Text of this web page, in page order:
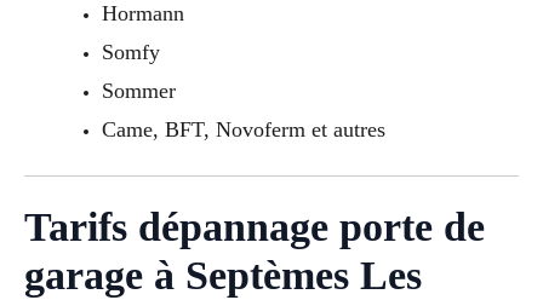
Hormann
Somfy
Sommer
Came, BFT, Novoferm et autres
Tarifs dépannage porte de
garage à Septèmes Les